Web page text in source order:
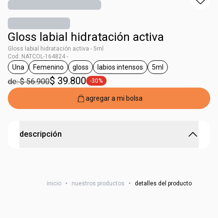
Gloss labial hidratación activa
Gloss labial hidratación activa - 5ml
Cod. NATCOL-164824 -
general.tag Una
Una
general.tag Femenino
Femenino
general.tag gloss
gloss
general.tag labios intensos
labios intensos
general.tag 5ml
5ml
de: $ 56.900$ 39.800 general.tag -30%
-30%
agregar a mi bolsa
descripción
inicio • nuestros productos • detalles del producto